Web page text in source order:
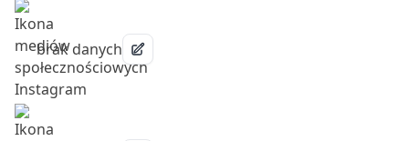
brak danych